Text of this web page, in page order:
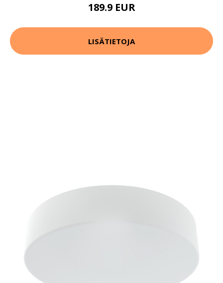
189.9 EUR
LISÄTIETOJA